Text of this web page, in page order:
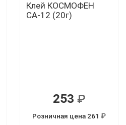
Клей КОСМОФЕН
СА-12 (20г)
253
Розничная цена 261
Р